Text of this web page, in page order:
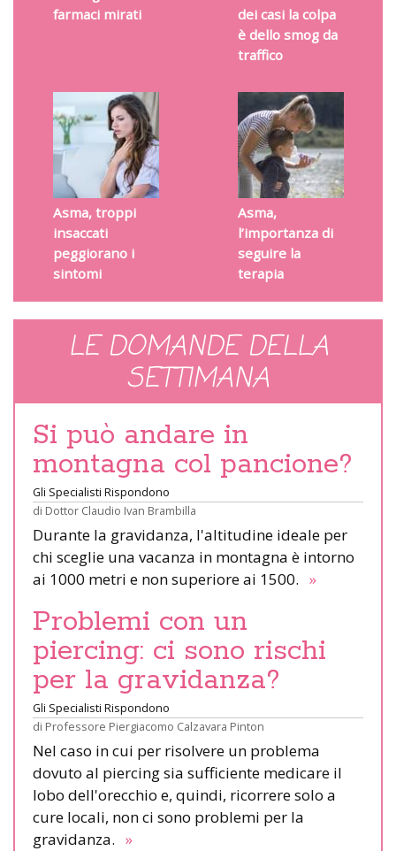
farmaci mirati
dei casi la colpa
è dello smog da
traffico
Asma, troppi
insaccati
peggiorano i
sintomi
Asma,
l’importanza di
seguire la
terapia
LE DOMANDE DELLA
SETTIMANA
Si può andare in
montagna col pancione?
Gli Specialisti Rispondono
di Dottor Claudio Ivan Brambilla
Durante la gravidanza, l'altitudine ideale per
chi sceglie una vacanza in montagna è intorno
ai 1000 metri e non superiore ai 1500. »
Problemi con un
piercing: ci sono rischi
per la gravidanza?
Gli Specialisti Rispondono
di Professore Piergiacomo Calzavara Pinton
Nel caso in cui per risolvere un problema
dovuto al piercing sia sufficiente medicare il
lobo dell'orecchio e, quindi, ricorrere solo a
cure locali, non ci sono problemi per la
gravidanza. »